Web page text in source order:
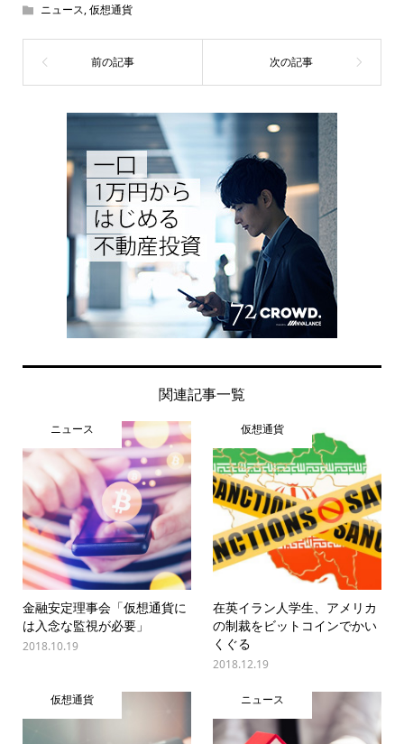
ニュース,仮想通貨
関連記事一覧
ニュース
金融安定理事会「仮想通貨に
は入念な監視が必要」
2018.10.19
仮想通貨
在英イラン人学生、アメリカ
の制裁をビットコインでかい
くぐる
2018.12.19
仮想通貨 ニュース